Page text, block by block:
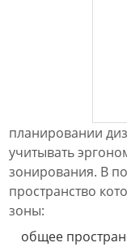
планировании
учитывать
зонирования. В
пространство
зоны:
общее